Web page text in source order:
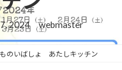
2024 webmaster
のいばしょ あたしキッチン